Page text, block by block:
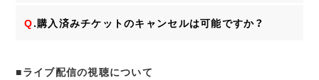
Q.購入済みチケットのキャンセルは可能ですか？
■ライブ配信の視聴について